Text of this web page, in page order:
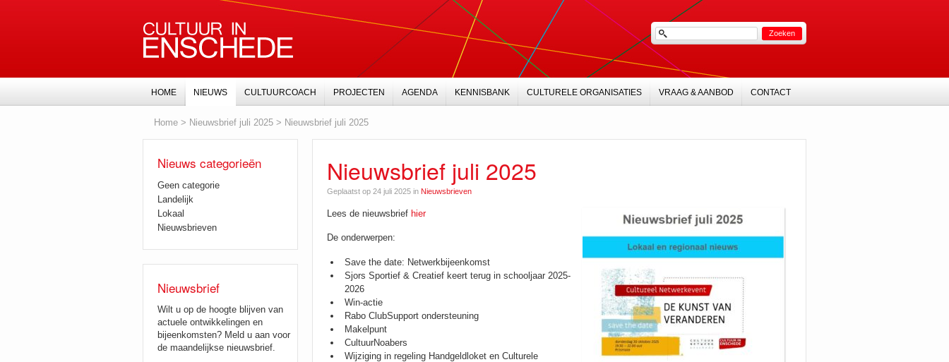
Home > Nieuwsbrief juli 2025 > Nieuwsbrief juli 2025
Nieuwsbrief juli 2025
Geplaatst op 24 juli 2025 in Nieuwsbrieven
Lees de nieuwsbrief hier
De onderwerpen:
Save the date: Netwerkbijeenkomst
Sjors Sportief & Creatief keert terug in schooljaar 2025-
2026
Win-actie
Rabo ClubSupport ondersteuning
Makelpunt
CultuurNoabers
Wijziging in regeling Handgeldloket en Culturele
Nieuws categorieën
Geen categorie
Landelijk
Lokaal
Nieuwsbrieven
Nieuwsbrief
Wilt u op de hoogte blijven van
actuele ontwikkelingen en
bijeenkomsten? Meld u aan voor
de maandelijkse nieuwsbrief.
HOME NIEUWS CULTUURCOACH PROJECTEN AGENDA KENNISBANK CULTURELE ORGANISATIES VRAAG & AANBOD CONTACT